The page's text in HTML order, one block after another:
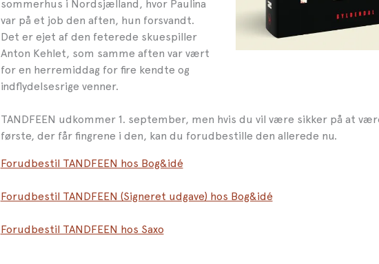
sommerhus i Nordsjælland, hvor Paulina
var på et job den aften, hun forsvandt.
Det er ejet af den feterede skuespiller
Anton Kehlet, som samme aften var vært
for en herremiddag for fire kendte og
indflydelsesrige venner.
TANDFEEN udkommer 1. september, men hvis du vil være sikker på at
første, der får fingrene i den, kan du forudbestille den allerede nu.
Forudbestil TANDFEEN hos Bog&idé
Forudbestil TANDFEEN (Signeret udgave) hos Bog&idé
Forudbestil TANDFEEN hos Saxo